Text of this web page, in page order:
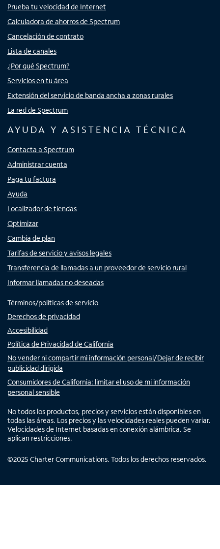
Prueba tu velocidad de Internet
Calculadora de ahorros de Spectrum
Cancelación de contrato
Lista de canales
¿Por qué Spectrum?
Servicios en tu área
Extensión del servicio de banda ancha a zonas rurales
La red de Spectrum
AYUDA Y ASISTENCIA TÉCNICA
Contacta a Spectrum
Administrar cuenta
Paga tu factura
Ayuda
Localizador de tiendas
Optimizar
Cambia de plan
Tarifas de servicio y avisos legales
Transferencia de llamadas a un proveedor de servicio rural
Informar llamadas no deseadas
Términos/políticas de servicio
Derechos de privacidad
Accesibilidad
Política de Privacidad de California
No vender ni compartir mi información personal/Dejar de recibir
publicidad dirigida
Consumidores de California: limitar el uso de mi información
personal sensible
No todos los productos, precios y servicios están disponibles en
todas las áreas. Los precios y las velocidades reales pueden variar.
Velocidades de Internet basadas en conexión alámbrica. Se
aplican restricciones.
©2025 Charter Communications. Todos los derechos reservados.